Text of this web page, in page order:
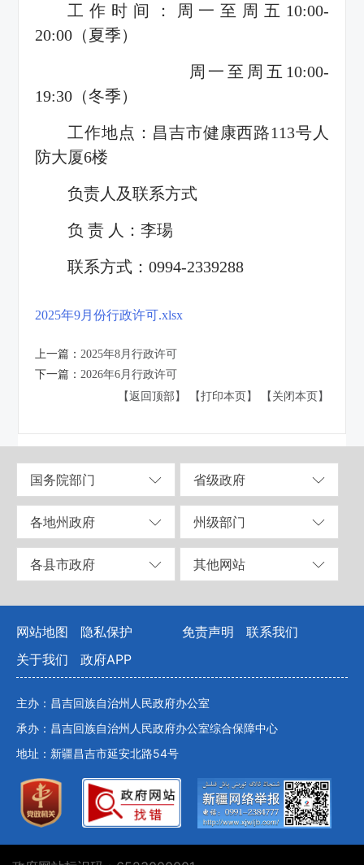
工作时间：周一至周五10:00-
20:00（夏季）
周一至周五10:00-
19:30（冬季）
工作地点：昌吉市健康西路113号人
防大厦6楼
负责人及联系方式
负 责 人：李瑒
联系方式：0994-2339288
2025年9月份行政许可.xlsx
上一篇： 2025年8月行政许可
下一篇： 2026年6月行政许可
【返回顶部】
【打印本页】 【关闭本页】
国务院部门 省级政府
各地州政府 州级部门
各县市政府 其他网站
网站地图 隐私保护 免责声明
联系我们
关于我们
政府APP
主办：昌吉回族自治州人民政府办公室
承办：昌吉回族自治州人民政府办公室综合保障中心
地址：新疆昌吉市延安北路54号